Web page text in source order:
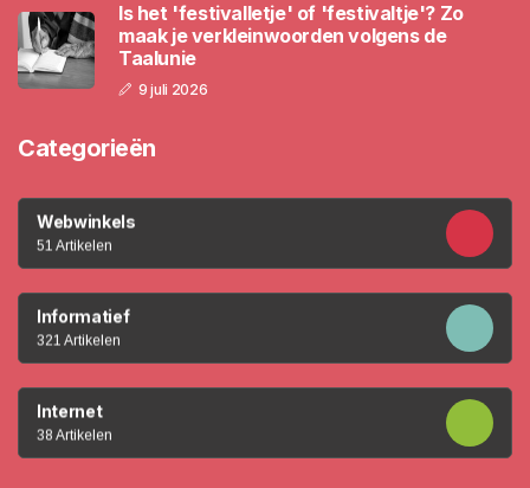
Is het 'festivalletje' of 'festivaltje'? Zo
maak je verkleinwoorden volgens de
Taalunie
9 juli 2026
Categorieën
Webwinkels
51 Artikelen
Informatief
321 Artikelen
Internet
38 Artikelen